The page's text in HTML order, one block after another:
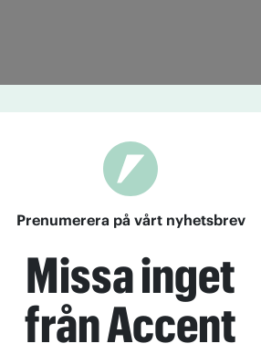
Prenumerera på vårt nyhetsbrev
Missa inget
från Accent